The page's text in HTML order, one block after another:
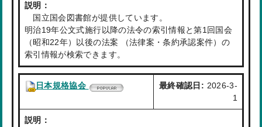
説明：
国立国会図書館が提供しています。
明治19年公文式施行以降の法令の索引情報と第1回国会
（昭和22年）以後の法案 （法律案・条約承認案件）の
索引情報が検索できます。
日本規格協会 最終確認日: 2026-3-
1
説明：